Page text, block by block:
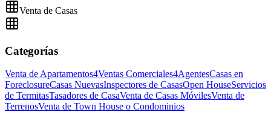
Venta de Casas
Categorías
Venta de Apartamentos4Ventas Comerciales4AgentesCasas en
ForeclosureCasas NuevasInspectores de CasasOpen HouseServicios
de TermitasTasadores de CasaVenta de Casas MóvilesVenta de
TerrenosVenta de Town House o Condominios